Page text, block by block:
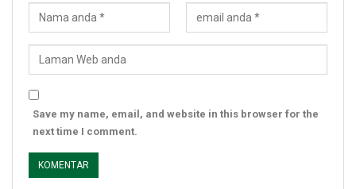
Save my name, email, and website in this browser for the
next time I comment.